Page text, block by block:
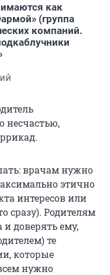
как
(группа
компаний.
несчастью,
врачам нужно
этично
интересов или
сразу). Родителям
доверять ему,
те
которые
нужно